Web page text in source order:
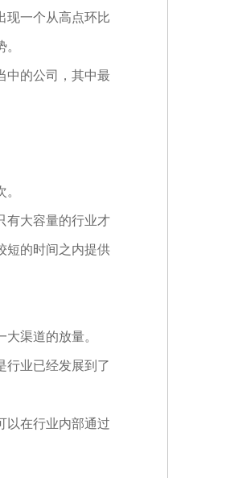
现一个从高点环比
中的公司，其中最
有大容量的行业才
短的时间之内提供
渠道的放量。
行业已经发展到了
以在行业内部通过